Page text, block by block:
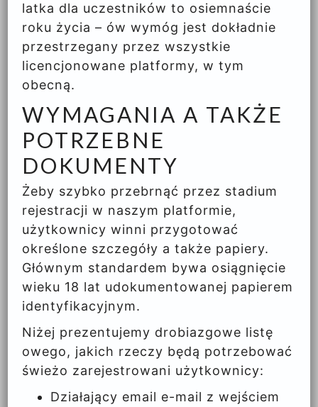
latka dla uczestników to osiemnaście
roku życia – ów wymóg jest dokładnie
przestrzegany przez wszystkie
licencjonowane platformy, w tym
obecną.
WYMAGANIA A TAKŻE
POTRZEBNE
DOKUMENTY
Żeby szybko przebrnąć przez stadium
rejestracji w naszym platformie,
użytkownicy winni przygotować
określone szczegóły a także papiery.
Głównym standardem bywa osiągnięcie
wieku 18 lat udokumentowanej papierem
identyfikacyjnym.
Niżej prezentujemy drobiazgowe listę
owego, jakich rzeczy będą potrzebować
świeżo zarejestrowani użytkownicy:
Działający email e-mail z wejściem